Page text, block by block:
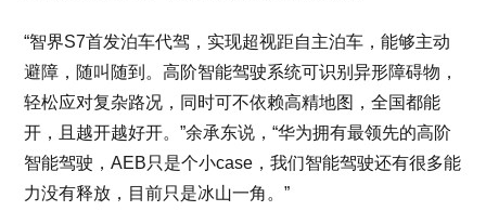
“智界S7首发泊车代驾，实现超视距自主泊车，能够主动
避障，随叫随到。高阶智能驾驶系统可识别异形障碍物，
轻松应对复杂路况，同时可不依赖高精地图，全国都能
开，且越开越好开。”余承东说，“华为拥有最领先的高阶
智能驾驶，AEB只是个小case，我们智能驾驶还有很多能
力没有释放，目前只是冰山一角。”